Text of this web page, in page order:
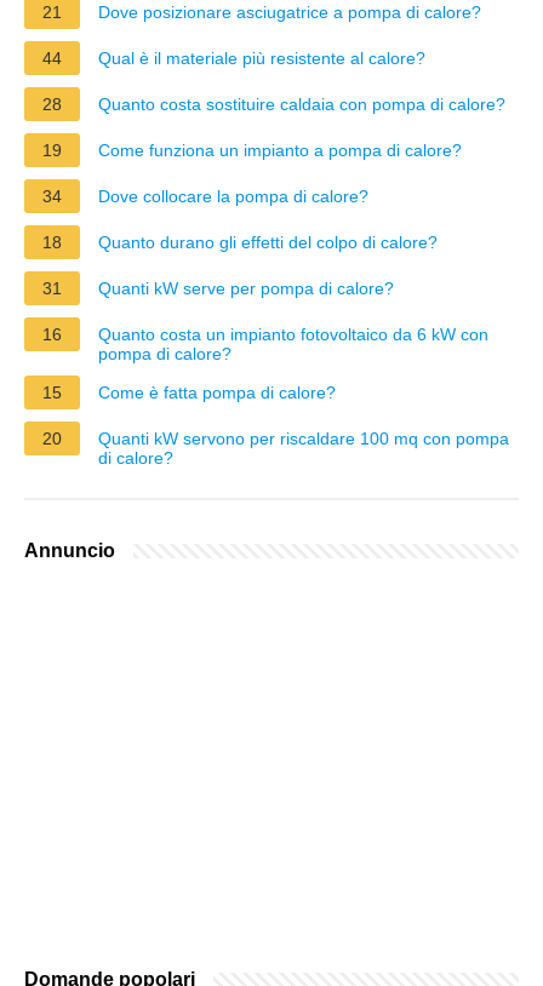
21 Dove posizionare asciugatrice a pompa di calore?
44 Qual è il materiale più resistente al calore?
28 Quanto costa sostituire caldaia con pompa di calore?
19 Come funziona un impianto a pompa di calore?
34 Dove collocare la pompa di calore?
18 Quanto durano gli effetti del colpo di calore?
31 Quanti kW serve per pompa di calore?
16
Quanto costa un impianto fotovoltaico da 6 kW con
pompa di calore?
15
Come è fatta pompa di calore?
20
Quanti kW servono per riscaldare 100 mq con pompa
di calore?
Annuncio
Domande popolari